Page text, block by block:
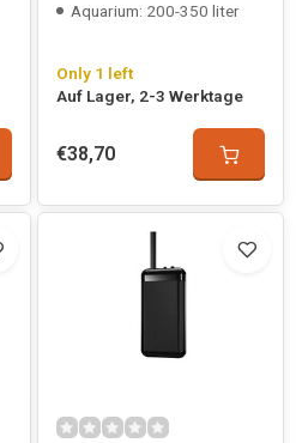
Aquarium: 200-350 liter
Only 1 left
Auf Lager, 2-3 Werktage
€38,70